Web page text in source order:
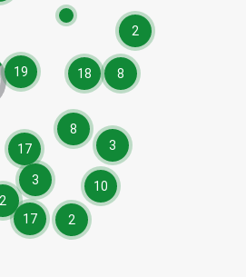
18
3
19
17
10
17
8
8
2
2
3
2